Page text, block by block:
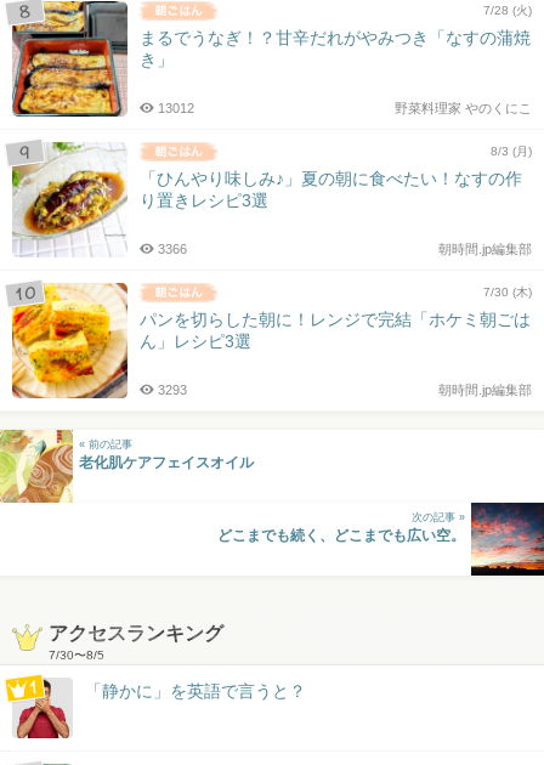
7/28 (火)
まるでうなぎ！？甘辛だれがやみつき「なすの蒲焼
き」
野菜料理家 やのくにこ
13012
8/3 (月)
「ひんやり味しみ♪」夏の朝に食べたい！なすの作
り置きレシピ3選
朝時間.jp編集部
3366
7/30 (木)
パンを切らした朝に！レンジで完結「ホケミ朝ごは
ん」レシピ3選
朝時間.jp編集部
3293
« 前の記事
老化肌ケアフェイスオイル
次の記事 »
どこまでも続く、どこまでも広い空。
アクセスランキング
7/30〜8/5
「静かに」を英語で言うと？